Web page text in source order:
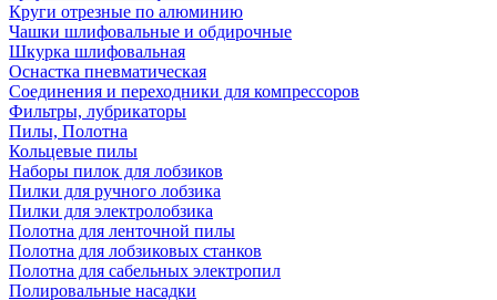
Круги отрезные по алюминию
Чашки шлифовальные и обдирочные
Шкурка шлифовальная
Оснастка пневматическая
Соединения и переходники для компрессоров
Фильтры, лубрикаторы
Пилы, Полотна
Кольцевые пилы
Наборы пилок для лобзиков
Пилки для ручного лобзика
Пилки для электролобзика
Полотна для ленточной пилы
Полотна для лобзиковых станков
Полотна для сабельных электропил
Полировальные насадки